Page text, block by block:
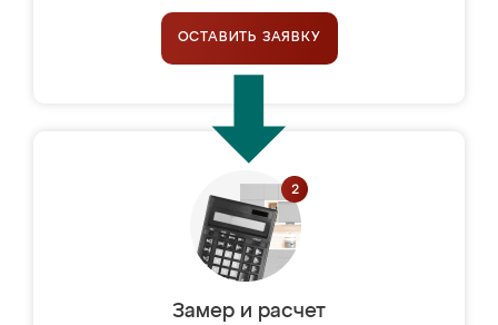
ОСТАВИТЬ ЗАЯВКУ
Замер и расчет